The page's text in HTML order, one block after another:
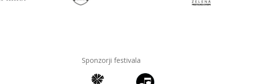
Sponzorji festivala